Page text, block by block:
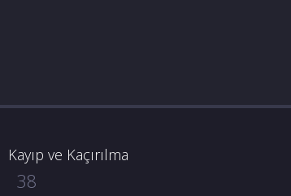
Kayıp ve Kaçırılma
38